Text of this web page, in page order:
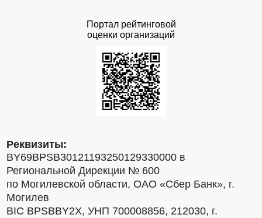
Портал рейтинговой
оценки организаций
Реквизиты:
BY69BPSB30121193250129330000 в
Региональной Дирекции № 600
по Могилевской области, ОАО «Сбер Банк», г.
Могилев
BIC BPSBBY2X, УНП 700008856, 212030, г.